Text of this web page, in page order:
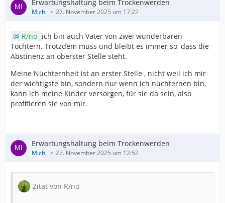
Erwartungshaltung beim Trockenwerden
Michl 27. November 2025 um 17:22
R/no ich bin auch Vater von zwei wunderbaren
Töchtern. Trotzdem muss und bleibt es immer so, dass die
Abstinenz an oberster Stelle steht.
Meine Nüchternheit ist an erster Stelle , nicht weil ich mir
der wichtigste bin, sondern nur wenn ich nüchternen bin,
kann ich meine Kinder versorgen, für sie da sein, also
profitieren sie von mir.
Erwartungshaltung beim Trockenwerden
Michl 27. November 2025 um 12:52
Zitat von R/no